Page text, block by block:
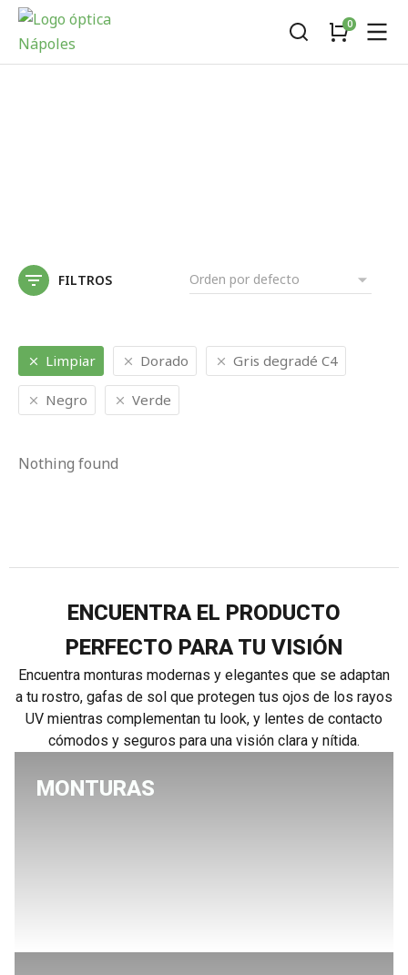
FILTROS
Limpiar Dorado Gris degradé C4
Negro Verde
Nothing found
ENCUENTRA EL PRODUCTO
PERFECTO PARA TU VISIÓN
Encuentra monturas modernas y elegantes que se adaptan
a tu rostro, gafas de sol que protegen tus ojos de los rayos
UV mientras complementan tu look, y lentes de contacto
cómodos y seguros para una visión clara y nítida.
MONTURAS